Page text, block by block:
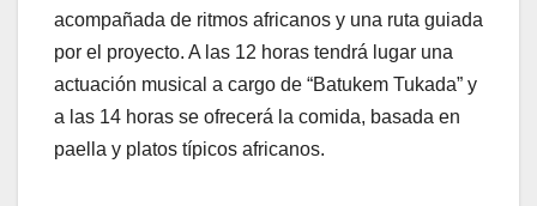
acompañada de ritmos africanos y una ruta guiada
por el proyecto. A las 12 horas tendrá lugar una
actuación musical a cargo de “Batukem Tukada” y
a las 14 horas se ofrecerá la comida, basada en
paella y platos típicos africanos.